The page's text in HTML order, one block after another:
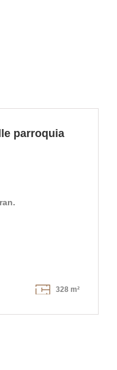
parroquia
328 m²